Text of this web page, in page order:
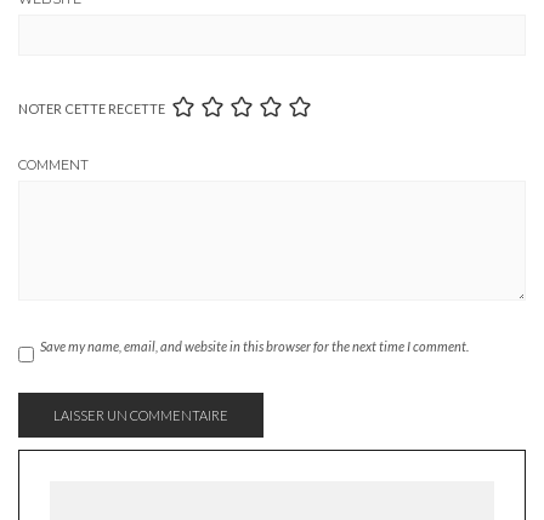
NOTER CETTE RECETTE
COMMENT
Save my name, email, and website in this browser for the next time I comment.